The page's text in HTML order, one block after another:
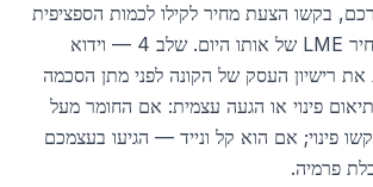
בקשו הצעת מחיר לקילו לכמות הספציפית
שלכם, ובדקו את מחיר LME של אותו היום. שלב 4 — וידוא
את רישיון העסק של הקונה לפני מתן הסכמה
שלב 5 — תיאום פינוי או הגעה עצמית: אם החומר מעל
בקשו פינוי; אם הוא קל ונייד — הגיעו בעצמכם
פרמיה.